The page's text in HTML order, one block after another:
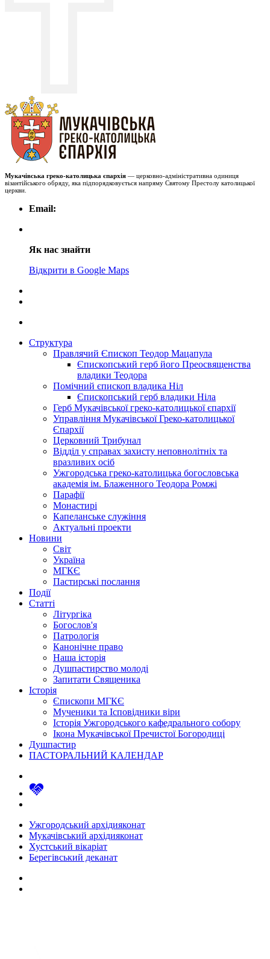
Мукачівська греко-католицька єпархія — церковно-адміністративна одиниця
візантійського обряду, яка підпорядковується напряму Святому Престолу католицької
церкви.
Email:
Як нас знайти
Відкрити в Google Maps
Структура
Правлячий Єпископ Теодор Мацапула
Єпископський герб його Преосвященства
владики Теодора
Помічний єпископ владика Ніл
Єпископський герб владики Ніла
Герб Мукачівської греко-католицької єпархії
Управління Мукачівської Греко-католицької
Єпархії
Церковний Трибунал
Відділ у справах захисту неповнолітніх та
вразливих осіб
Ужгородська греко-католицька богословська
академія ім. Блаженного Теодора Ромжі
Парафії
Монастирі
Капеланське служіння
Актуальні проекти
Новини
Світ
Україна
МГКЄ
Пастирські послання
Події
Статті
Літургіка
Богослов'я
Патрологія
Канонічне право
Наша історія
Душпастирство молоді
Запитати Священика
Історія
Єпископи МГКЄ
Мученики та Ісповідники віри
Історія Ужгородського кафедрального собору
Ікона Мукачівської Пречистої Богородиці
Душпастир
ПАСТОРАЛЬНИЙ КАЛЕНДАР
Ужгородський архідияконат
Мукачівський архідияконат
Хустський вікаріат
Берегівський деканат